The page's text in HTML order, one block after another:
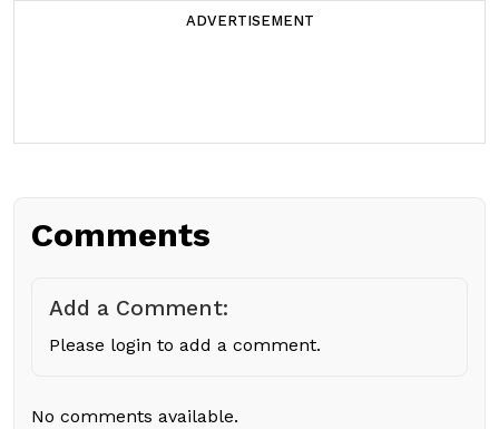
ADVERTISEMENT
Comments
Add a Comment:
Please login to add a comment.
No comments available.